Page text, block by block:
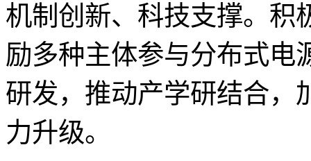
机制创新、科技支撑。积
励多种主体参与分布式电
研发，推动产学研结合，
力升级。